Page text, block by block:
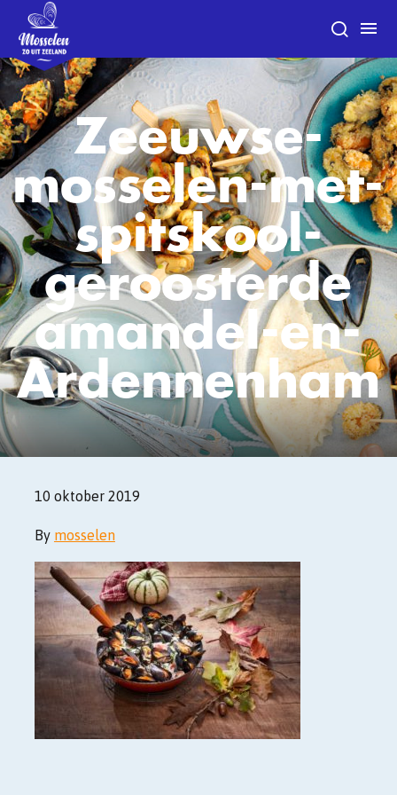
Zeeuwse-
mosselen-met-
spitskool-
geroosterde
amandel-en-
Ardennenham
10 oktober 2019
By mosselen